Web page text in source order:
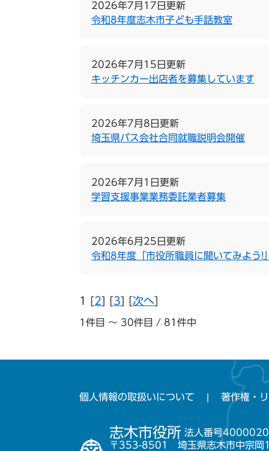
2026年7月17日更新
令和8年度志木市子ども手話教室
2026年7月15日更新
キッチンカー出店者を募集しています
2026年7月8日更新
埼玉県バス会社合同就職説明会開催
2026年7月1日更新
学習支援事業業務委託業者募集
2026年6月25日更新
令和8年度「市役所職員に聞いてみよう!
1 [2] [3] [次へ]
1件目 ～ 30件目 / 81件中
個人情報の取扱いについて 著作権・
志木市役所 法人番号
〒353-8501 埼玉県志木市中宗岡